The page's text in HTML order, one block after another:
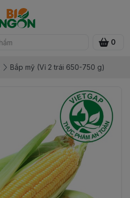
0
Bắp mỹ (Vỉ 2 trái 650-750 g)